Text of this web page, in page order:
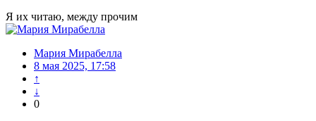
Я их читаю, между прочим
Мария Мирабелла
8 мая 2025, 17:58
↑
↓
0